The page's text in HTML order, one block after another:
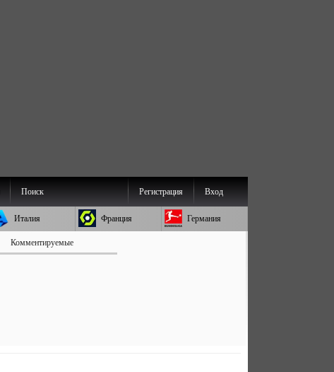
Поиск Вход
Регистрация
Италия Франция Германия
Комментируемые